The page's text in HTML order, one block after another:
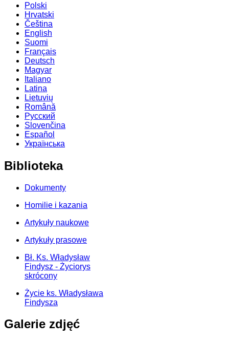
Polski
Hrvatski
Čeština
English
Suomi
Français
Deutsch
Magyar
Italiano
Latina
Lietuvių
Română
Русский
Slovenčina
Español
Українська
Biblioteka
Dokumenty
Homilie i kazania
Artykuły naukowe
Artykuły prasowe
Bł. Ks. Władysław
Findysz - Życiorys
skrócony
Życie ks. Władysława
Findysza
Galerie zdjęć